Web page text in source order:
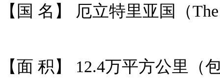
【国 名】 厄立特里亚国（
【面 积】 12.4万平方公里（